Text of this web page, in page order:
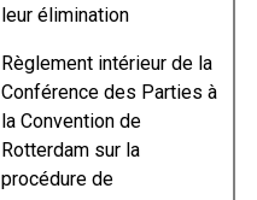
leur élimination
Règlement intérieur de la
Conférence des Parties à
la Convention de
Rotterdam sur la
procédure de